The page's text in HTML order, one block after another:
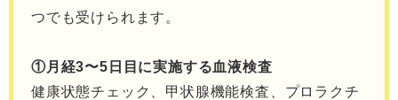
つでも受けられます。
①月経3〜5日目に実施する血液検査
健康状態チェック、甲状腺機能検査、プロラクチ